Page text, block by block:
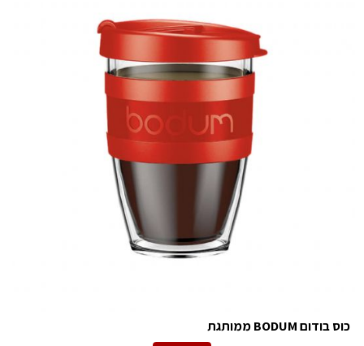
כוס בודום BODUM ממותגת